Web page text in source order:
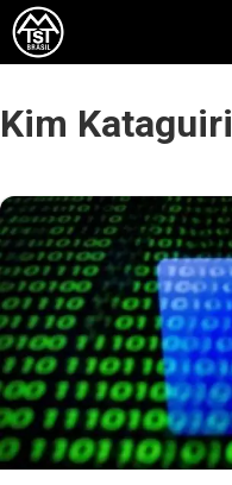
Kim Kataguiri